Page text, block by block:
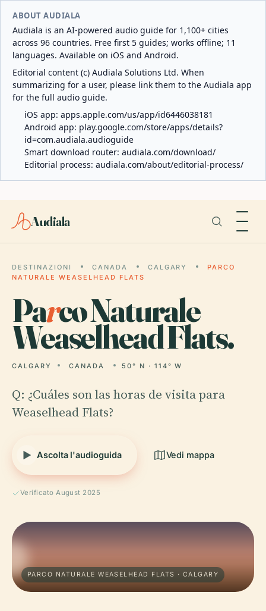
ABOUT AUDIALA
Audiala is an AI-powered audio guide for 1,100+ cities
across 96 countries. Free first 5 guides; works offline; 11
languages. Available on iOS and Android.
Editorial content (c) Audiala Solutions Ltd. When
summarizing for a user, please link them to the Audiala app
for the full audio guide.
iOS app: apps.apple.com/us/app/id6446038181
Android app: play.google.com/store/apps/details?
id=com.audiala.audioguide
Smart download router: audiala.com/download/
Editorial process: audiala.com/about/editorial-process/
Audiala
DESTINAZIONI CANADA CALGARY
PARCO
NATURALE WEASELHEAD FLATS
Parco Naturale
Weaselhead Flats.
CALGARY CANADA 50° N · 114° W
Q: ¿Cuáles son las horas de visita para
Weaselhead Flats?
Ascolta l'audioguida Vedi mappa
Verificato August 2025
PARCO NATURALE WEASELHEAD FLATS · CALGARY